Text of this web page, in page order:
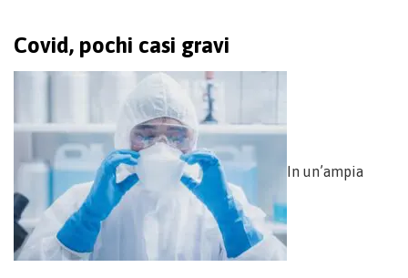
Covid, pochi casi gravi
In un’ampia